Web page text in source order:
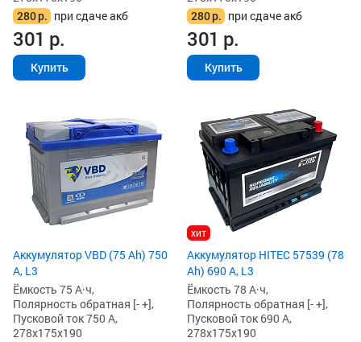
280р. при сдаче акб
301 р.
Купить
280р. при сдаче акб
301 р.
Купить
Аккумулятор VBD (75 Ah) 750
А, L3
Ёмкость 75 А·ч,
Полярность обратная [- +],
Пусковой ток 750 А,
278x175x190
хит
Аккумулятор HITEC 57539 (78
Ah) 690 А, L3
Ёмкость 78 А·ч,
Полярность обратная [- +],
Пусковой ток 690 А,
278x175x190